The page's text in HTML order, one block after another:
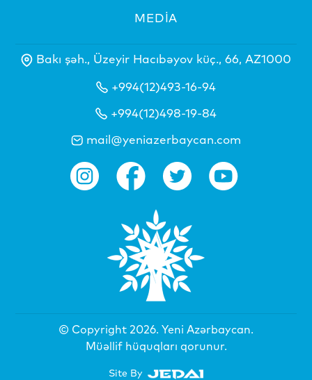
MEDİA
Bakı şəh., Üzeyir Hacıbəyov küç., 66, AZ1000
+994(12)493-16-94
+994(12)498-19-84
mail@yeniazerbaycan.com
© Copyright 2026. Yeni Azərbaycan.
Müəllif hüquqları qorunur.
Site By